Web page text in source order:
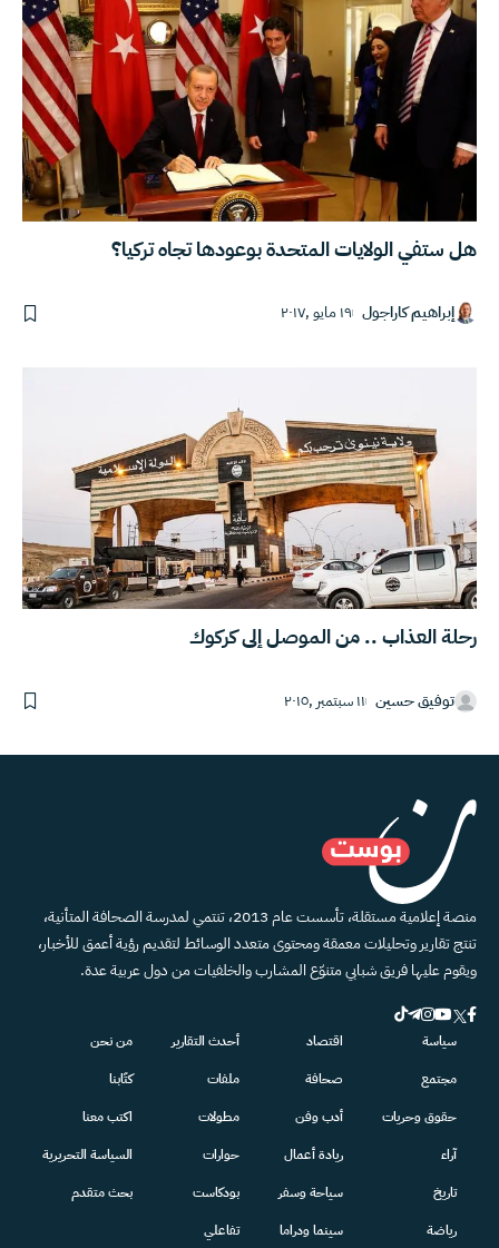
هل ستفي الولايات المتحدة بوعودها تجاه تركيا؟
إبراهيم كاراجول ١٩ مايو ,٢٠١٧
رحلة العذاب .. من الموصل إلى كركوك
توفيق حسين ١١ سبتمبر ,٢٠١٥
منصة إعلامية مستقلة، تأسست عام 2013، تنتمي لمدرسة الصحافة المتأنية،
تنتج تقارير وتحليلات معمقة ومحتوى متعدد الوسائط لتقديم رؤية أعمق للأخبار،
ويقوم عليها فريق شبابي متنوّع المشارب والخلفيات من دول عربية عدة.
سياسة
مجتمع
حقوق وحريات
آراء
تاريخ
رياضة
اقتصاد
صحافة
أدب وفن
ريادة أعمال
سياحة وسفر
سينما ودراما
أحدث التقارير
ملفات
مطولات
حوارات
بودكاست
تفاعلي
من نحن
كتّابنا
اكتب معنا
السياسة التحريرية
بحث متقدم